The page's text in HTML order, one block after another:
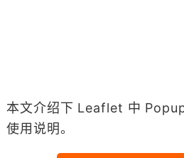
本文介绍下 Leaflet 中
使用说明。